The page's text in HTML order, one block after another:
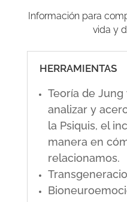
Información para
vida y
HERRAMIENTAS
Teoría de
analizar y
la Psiquis, el
manera en
relacionamos.